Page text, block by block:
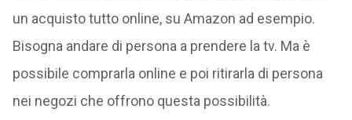
un acquisto tutto online, su Amazon ad esempio.
Bisogna andare di persona a prendere la tv. Ma è
possibile comprarla online e poi ritirarla di persona
nei negozi che offrono questa possibilità.